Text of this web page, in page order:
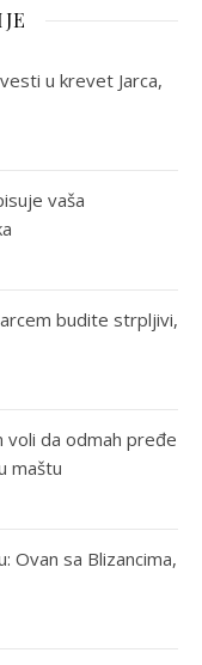
u krevet Jarca,
vaša
budite strpljivi,
voli da odmah pređe
maštu
Ovan sa Blizancima,